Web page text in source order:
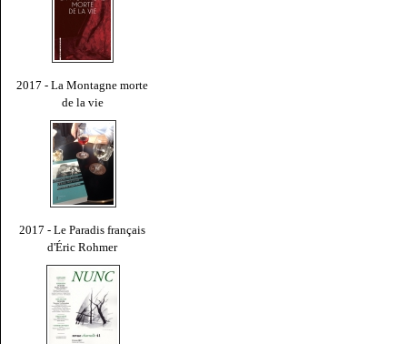
2017 - La Montagne morte
de la vie
2017 - Le Paradis français
d'Éric Rohmer